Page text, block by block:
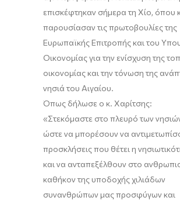
επισκέφτηκαν σήμερα τη Χίο, όπου
παρουσίασαν τις πρωτοβουλίες της
Ευρωπαϊκής Επιτροπής και του
Οικονομίας για την ενίσχυση της
οικονομίας και την τόνωση της
νησιά του Αιγαίου.
Όπως δήλωσε ο κ. Χαρίτσης:
«Στεκόμαστε στο πλευρό των
ώστε να μπορέσουν να
προσκλήσεις που θέτει η
και να ανταπεξέλθουν στο
καθήκον της υποδοχής χιλιάδων
συνανθρώπων μας προσφύγων και